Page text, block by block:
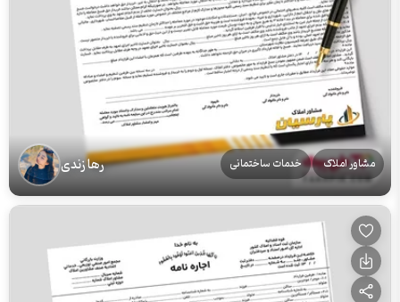
مشاور املاک خدمات ساختمانی رها زندی